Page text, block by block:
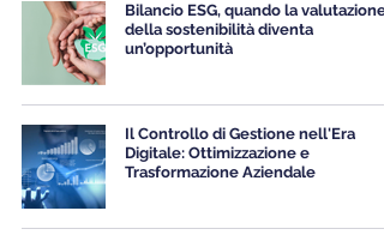
Bilancio ESG, quando la valutazione
della sostenibilità diventa
un’opportunità
Il Controllo di Gestione nell'Era
Digitale: Ottimizzazione e
Trasformazione Aziendale